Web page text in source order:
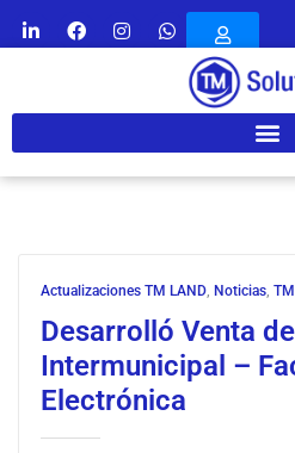
Actualizaciones TM LAND, Noticias,
Desarrolló Venta
Intermunicipal –
Electrónica